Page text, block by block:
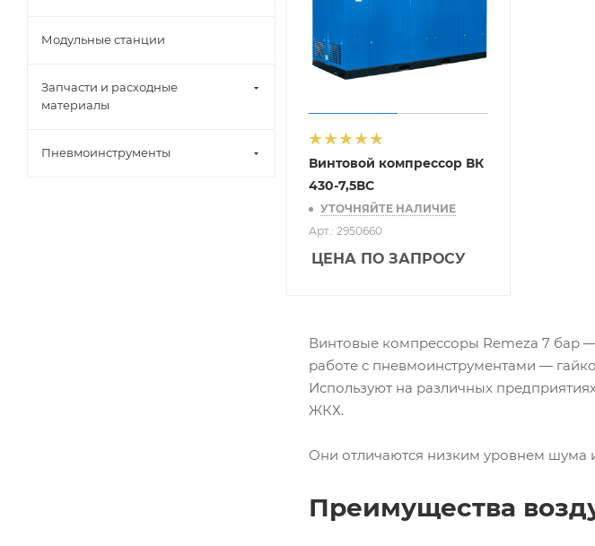
Винтовой компрессор ВК
430-7,5ВС
УТОЧНЯЙТЕ НАЛИЧИЕ
Арт.: 2950660
ЦЕНА ПО ЗАПРОСУ
Винтовые компрессоры Remeza 7 бар
работе с пневмоинструментами —
Используют на различных
ЖКХ.
Они отличаются низким уровнем шума
Преимущества
Модульные станции
Запчасти и расходные
материалы
Пневмоинструменты